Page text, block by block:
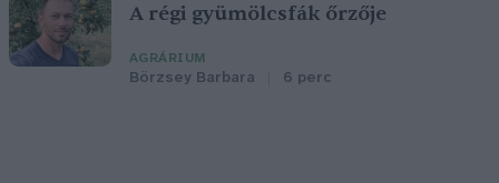
A régi gyümölcsfák őrzője
AGRÁRIUM
Börzsey Barbara 6 perc